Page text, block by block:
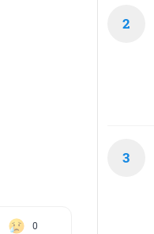
0
2
3